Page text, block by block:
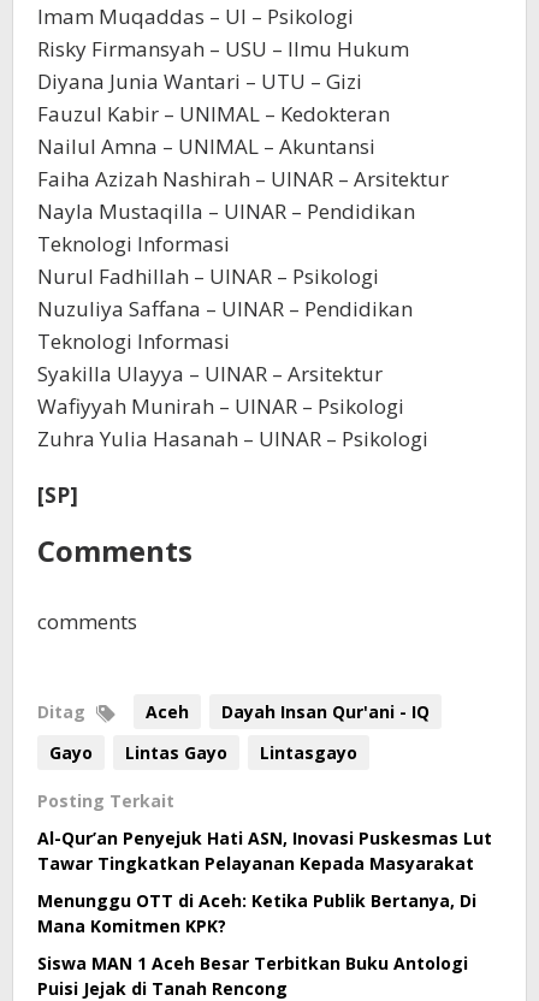
Imam Muqaddas – UI – Psikologi
Risky Firmansyah – USU – Ilmu Hukum
Diyana Junia Wantari – UTU – Gizi
Fauzul Kabir – UNIMAL – Kedokteran
Nailul Amna – UNIMAL – Akuntansi
Faiha Azizah Nashirah – UINAR – Arsitektur
Nayla Mustaqilla – UINAR – Pendidikan
Teknologi Informasi
Nurul Fadhillah – UINAR – Psikologi
Nuzuliya Saffana – UINAR – Pendidikan
Teknologi Informasi
Syakilla Ulayya – UINAR – Arsitektur
Wafiyyah Munirah – UINAR – Psikologi
Zuhra Yulia Hasanah – UINAR – Psikologi
[SP]
Comments
comments
Ditag Aceh
Dayah Insan Qur'ani - IQ
Gayo
Lintas Gayo Lintasgayo
Posting Terkait
Al-Qur’an Penyejuk Hati ASN, Inovasi Puskesmas Lut
Tawar Tingkatkan Pelayanan Kepada Masyarakat
Menunggu OTT di Aceh: Ketika Publik Bertanya, Di
Mana Komitmen KPK?
Siswa MAN 1 Aceh Besar Terbitkan Buku Antologi
Puisi Jejak di Tanah Rencong